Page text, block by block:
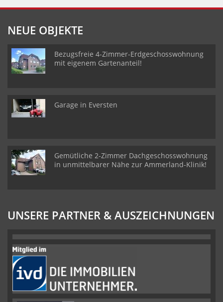
NEUE OBJEKTE
Bezugsfreie 4-Zimmer-Erdgeschosswohnung
mit eigenem Gartenanteil!
Garage in Eversten
Gemütliche 2-Zimmer Dachgeschosswohnung
in unmittelbarer Nähe zur Ammerland-Klinik!
UNSERE PARTNER & AUSZEICHNUNGEN